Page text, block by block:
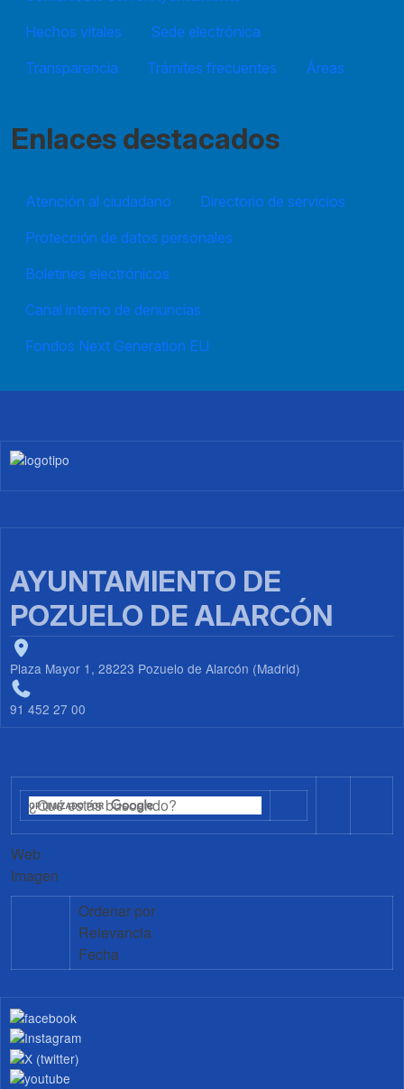
Hechos vitales
Sede electrónica
Transparencia
Trámites frecuentes Áreas
Enlaces destacados
Atención al ciudadano
Directorio de servicios
Protección de datos personales
Boletines electrónicos
Canal interno de denuncias
Fondos Next Generation EU
Imagen
AYUNTAMIENTO DE
POZUELO DE ALARCÓN
Plaza Mayor 1, 28223 Pozuelo de Alarcón (Madrid)
91 452 27 00
Web
Imagen
Ordenar por
Relevancia
Fecha